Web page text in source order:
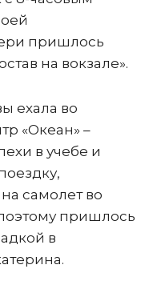
пришлось
на вокзале».
ехала во
«Океан» –
в учебе и
самолет во
пришлось
в